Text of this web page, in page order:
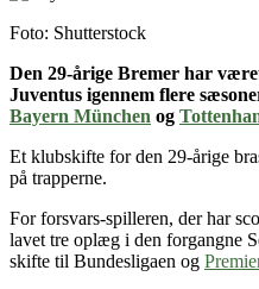
Foto: Shutterstock
Den 29-årige Bremer har
Juventus igennem flere
Bayern München og
Et klubskifte for den 29-årige
på trapperne.
For forsvars-spilleren, der har
lavet tre oplæg i den forgangne
skifte til Bundesligaen og